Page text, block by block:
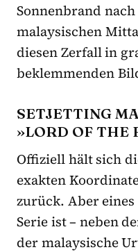
Sonnenbrand
malaysischen
diesen Zerfall in
beklemmenden
SETJETTING
»LORD OF THE
Offiziell hält sich
exakten
zurück. Aber
Serie ist – neben
der malaysische